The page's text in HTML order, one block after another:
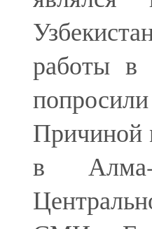
работы в
Причиной
в Алма-